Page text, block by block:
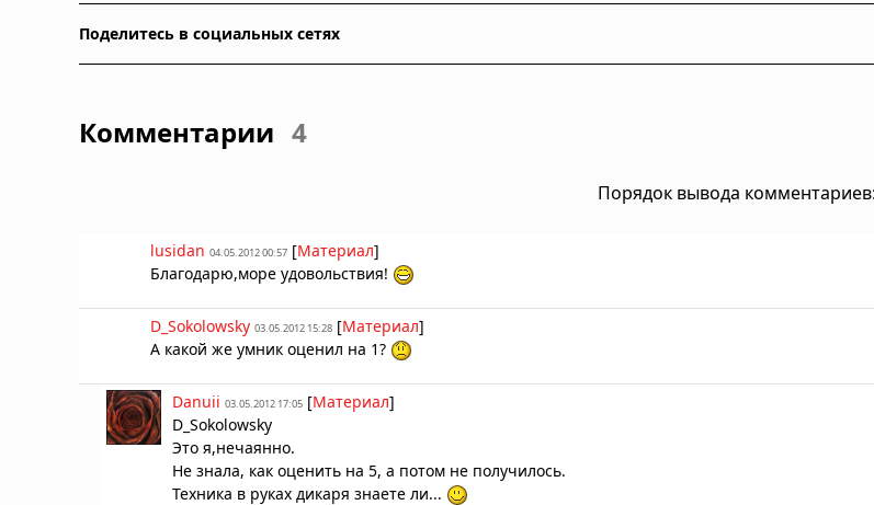
Поделитесь в социальных сетях
Комментарии 4
Порядок вывода комментариев:
lusidan 04.05.2012 00:57 [Материал]
Благодарю,море удовольствия!
D_Sokolowsky 03.05.2012 15:28 [Материал]
А какой же умник оценил на 1?
Danuii 03.05.2012 17:05 [Материал]
D_Sokolowsky
Это я,нечаянно.
Hе знала, как оценить на 5, а потом не получилось.
Техника в руках дикаря знаете ли...